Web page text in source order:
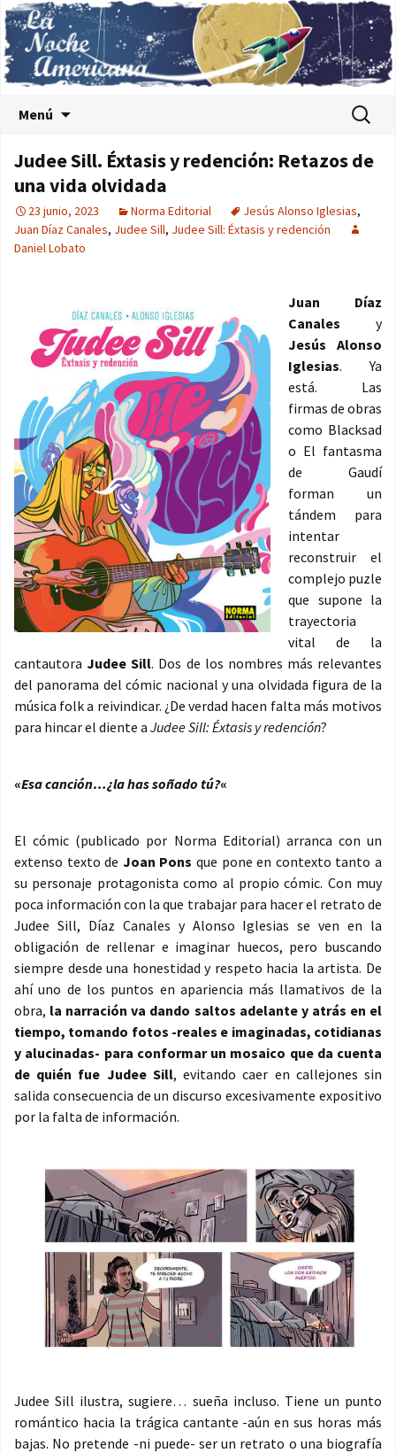
Menú Buscar:
Judee Sill. Éxtasis y redención: Retazos de
una vida olvidada
23 junio, 2023 Norma Editorial Jesús Alonso Iglesias,
Juan Díaz Canales, Judee Sill, Judee Sill: Éxtasis y redención
Daniel Lobato
Juan Díaz
Canales y
Jesús Alonso
Iglesias. Ya
está. Las
firmas de obras
como Blacksad
o El fantasma
de Gaudí
forman un
tándem para
intentar
reconstruir el
complejo puzle
que supone la
trayectoria
vital de la
cantautora Judee Sill. Dos de los nombres más relevantes
del panorama del cómic nacional y una olvidada figura de la
música folk a reivindicar. ¿De verdad hacen falta más motivos
para hincar el diente a Judee Sill: Éxtasis y redención?
«Esa canción…¿la has soñado tú?«
El cómic (publicado por Norma Editorial) arranca con un
extenso texto de Joan Pons que pone en contexto tanto a
su personaje protagonista como al propio cómic. Con muy
poca información con la que trabajar para hacer el retrato de
Judee Sill, Díaz Canales y Alonso Iglesias se ven en la
obligación de rellenar e imaginar huecos, pero buscando
siempre desde una honestidad y respeto hacia la artista. De
ahí uno de los puntos en apariencia más llamativos de la
obra, la narración va dando saltos adelante y atrás en el
tiempo, tomando fotos -reales e imaginadas, cotidianas
y alucinadas- para conformar un mosaico que da cuenta
de quién fue Judee Sill, evitando caer en callejones sin
salida consecuencia de un discurso excesivamente expositivo
por la falta de información.
Judee Sill ilustra, sugiere… sueña incluso. Tiene un punto
romántico hacia la trágica cantante -aún en sus horas más
bajas. No pretende -ni puede- ser un retrato o una biografía